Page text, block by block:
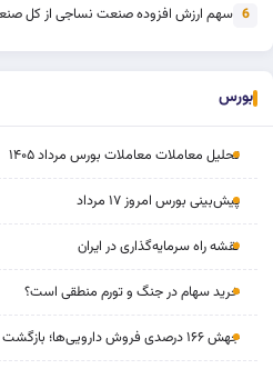
6 سهم ارزش افزوده صنعت نساجی از کل
بورس
تحلیل معاملات معاملات بورس مرداد ۱۴۰۵
پیش‌بینی بورس امروز ۱۷ مرداد
نقشه راه سرمایه‌گذاری در ایران
خرید سهام در جنگ و تورم منطقی است؟
جهش ۱۶۶ درصدی فروش دارویی‌ها؛ بازگشت سودآوری به صنعت درمان